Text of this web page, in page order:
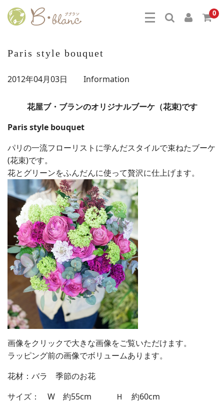
0
Paris style bouquet
2012年04月03日 Information
花屋ブ・ブランのオリジナルブーケ（花束)です
Paris style bouquet
パリの一流フローリストに学んだスタイルで束ねたブーケ
(花束)です。
花とグリーンをふんだんに使って贅沢に仕上げます。
画像をクリックで大きな画像をご覧いただけます。
ラッピング前の画像でボリュームあります。
花材：バラ 季節のお花
サイズ： W 約55cm Ｈ 約60cm